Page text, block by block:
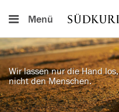
Menü
Wir lassen nur die Hand los,
nicht den Menschen.